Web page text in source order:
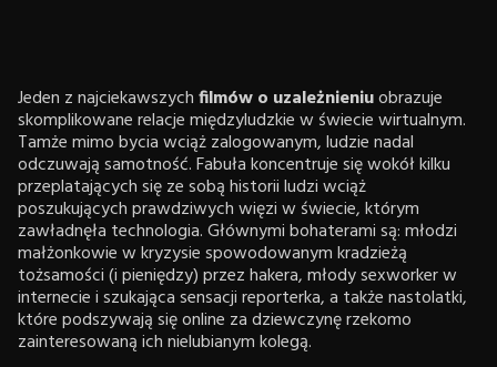
Jeden z najciekawszychfilmów o uzależnieniuobrazuje
skomplikowane relacje międzyludzkie w świecie wirtualnym.
Tamże mimo bycia wciąż zalogowanym, ludzie nadal
odczuwają samotność. Fabuła koncentruje się wokół kilku
przeplatających się ze sobą historii ludzi wciąż
poszukujących prawdziwych więzi w świecie, którym
zawładnęła technologia. Głównymi bohaterami są: młodzi
małżonkowie w kryzysie spowodowanym kradzieżą
tożsamości (i pieniędzy) przez hakera, młody sexworker w
internecie i szukająca sensacji reporterka, a także nastolatki,
które podszywają się online za dziewczynę rzekomo
zainteresowaną ich nielubianym kolegą.